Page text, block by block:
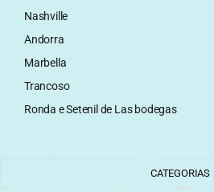
Nashville
Andorra
Marbella
Trancoso
Ronda e Setenil de Las bodegas
CATEGORIAS